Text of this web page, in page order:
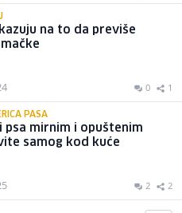
na to da previše
0 1
PASA
psa mirnim i opuštenim
samog kod kuće
2 2